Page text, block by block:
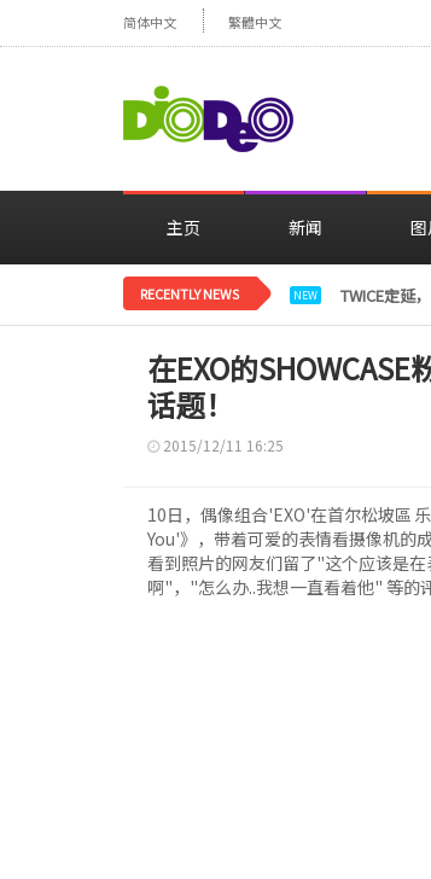
简体中文 繁體中文
主页 新闻 图
RECENTLY NEWS NEW TWICE定延
在EXO的
话题！
2015/12/11 16:25
10日，偶像组合'EXO'在首尔松坡區
You'》，带着可爱的表情看摄像机的
看到照片的网友们留了"这个应该是
啊"，"怎么办..我想一直看着他" 等的